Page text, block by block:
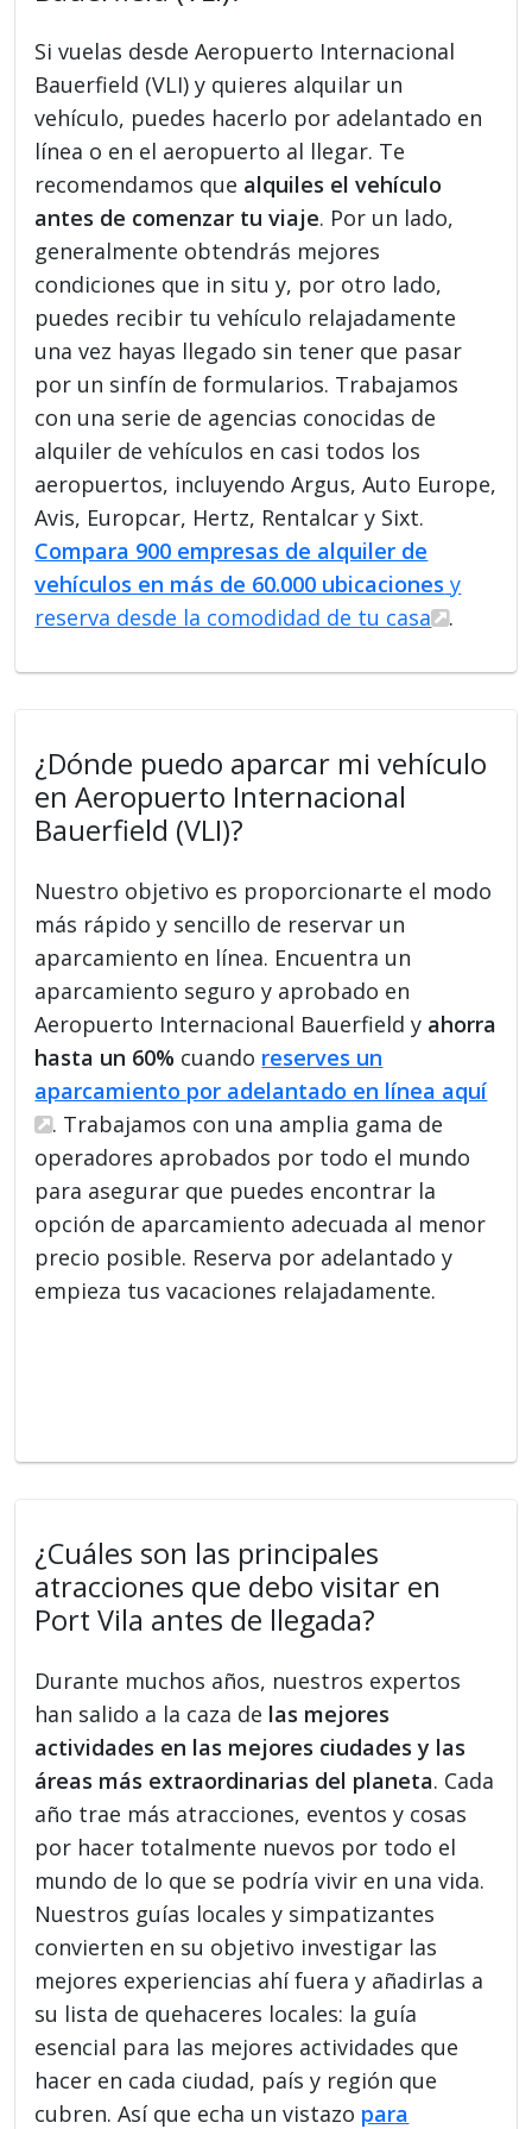
Si vuelas desde Aeropuerto Internacional
Bauerfield (VLI) y quieres alquilar un
vehículo, puedes hacerlo por adelantado en
línea o en el aeropuerto al llegar. Te
recomendamos que alquiles el vehículo
antes de comenzar tu viaje. Por un lado,
generalmente obtendrás mejores
condiciones que in situ y, por otro lado,
puedes recibir tu vehículo relajadamente
una vez hayas llegado sin tener que pasar
por un sinfín de formularios. Trabajamos
con una serie de agencias conocidas de
alquiler de vehículos en casi todos los
aeropuertos, incluyendo Argus, Auto Europe,
Avis, Europcar, Hertz, Rentalcar y Sixt.
Compara 900 empresas de alquiler de
vehículos en más de 60.000 ubicaciones y
reserva desde la comodidad de tu casa
.
¿Dónde puedo aparcar mi vehículo
en Aeropuerto Internacional
Bauerfield (VLI)?
Nuestro objetivo es proporcionarte el modo
más rápido y sencillo de reservar un
aparcamiento en línea. Encuentra un
aparcamiento seguro y aprobado en
Aeropuerto Internacional Bauerfield y ahorra
hasta un 60% cuando reserves un
aparcamiento por adelantado en línea aquí
. Trabajamos con una amplia gama de
operadores aprobados por todo el mundo
para asegurar que puedes encontrar la
opción de aparcamiento adecuada al menor
precio posible. Reserva por adelantado y
empieza tus vacaciones relajadamente.
¿Cuáles son las principales
atracciones que debo visitar en
Port Vila antes de llegada?
Durante muchos años, nuestros expertos
han salido a la caza de las mejores
actividades en las mejores ciudades y las
áreas más extraordinarias del planeta. Cada
año trae más atracciones, eventos y cosas
por hacer totalmente nuevos por todo el
mundo de lo que se podría vivir en una vida.
Nuestros guías locales y simpatizantes
convierten en su objetivo investigar las
mejores experiencias ahí fuera y añadirlas a
su lista de quehaceres locales: la guía
esencial para las mejores actividades que
hacer en cada ciudad, país y región que
cubren. Así que echa un vistazo para